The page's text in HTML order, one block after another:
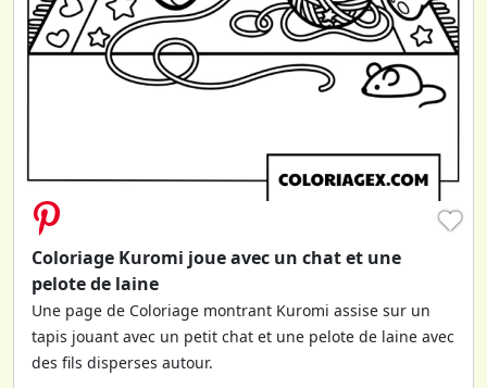
♥
Coloriage Kuromi joue avec un chat et une
pelote de laine
Une page de Coloriage montrant Kuromi assise sur un
tapis jouant avec un petit chat et une pelote de laine avec
des fils disperses autour.